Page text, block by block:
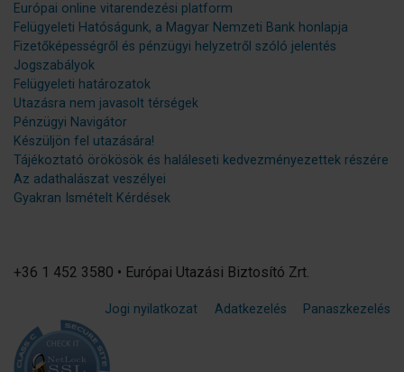
Európai online vitarendezési platform
Felügyeleti Hatóságunk, a Magyar Nemzeti Bank honlapja
Fizetőképességről és pénzügyi helyzetről szóló jelentés
Jogszabályok
Felügyeleti határozatok
Utazásra nem javasolt térségek
Pénzügyi Navigátor
Készüljön fel utazására!
Tájékoztató örökösök és haláleseti kedvezményezettek részére
Az adathalászat veszélyei
Gyakran Ismételt Kérdések
+36 1 452 3580 • Európai Utazási Biztosító Zrt.
Jogi nyilatkozat Adatkezelés Panaszkezelés